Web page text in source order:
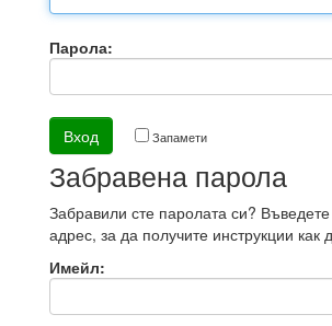
Парола:
Запамети
Забравена парола
Забравили сте паролата си?
адрес, за да получите инструкции как
Имейл: